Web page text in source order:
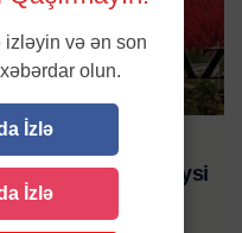
10 əlavə qatar reysi
və ən son
olun.
İzlə
İzlə